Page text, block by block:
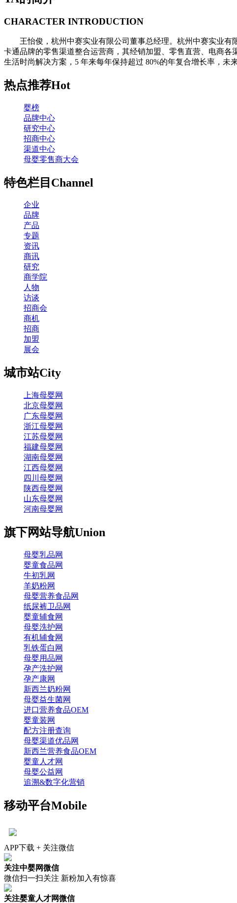
CHARACTER INTRODUCTION
王怡俊，杭州中赛实业有限公司董事总经理。杭州中赛实业有限
卡通品牌的零售渠道整合运营商，其经销加盟、零售直营、电商
生活时尚解决方案，5 年来每年保持超过 80%的年复合增长率，未
热点推荐Hot
婴榜
品牌中心
研究中心
招商中心
渠道中心
母婴零售商大会
特色栏目 Channel
企业
品牌
产品
专题
资讯
商讯
研究
商学院
人物
访谈
招商会
商机
招商
加盟
展会
城市站City
上海母婴网
北京母婴网
广东母婴网
浙江母婴网
江苏母婴网
福建母婴网
湖南母婴网
江西母婴网
四川母婴网
陕西母婴网
山东母婴网
河南母婴网
旗下网站导航Union
母婴乳品网
婴童食品网
牛初乳网
羊奶粉网
母婴营养食品网
纸尿裤卫品网
婴童辅食网
母婴洗护网
有机辅食网
乳铁蛋白网
母婴用品网
孕产洗护网
孕产康网
新西兰奶粉网
母婴益生菌网
进口营养食品OEM
婴童装网
配方注册查询
母婴渠道优品网
新西兰营养食品OEM
婴童人才网
母婴公益网
追溯&数字化营销
移动平台Mobile
APP下载 + 关注微信
关注中婴网微信
微信扫一扫关注 新粉加入有惊喜
关注婴童人才网微信